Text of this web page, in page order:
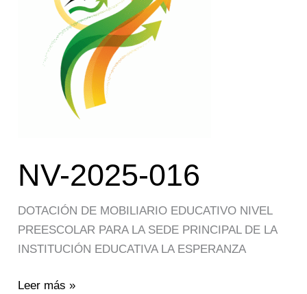
NV-2025-016
DOTACIÓN DE MOBILIARIO EDUCATIVO NIVEL
PREESCOLAR PARA LA SEDE PRINCIPAL DE LA
INSTITUCIÓN EDUCATIVA LA ESPERANZA
Leer más »